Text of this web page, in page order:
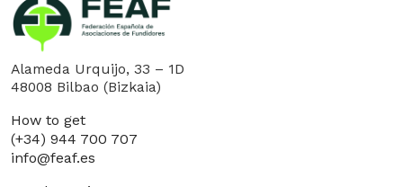
Alameda Urquijo, 33 – 1D
48008 Bilbao (Bizkaia)
How to get
(+34) 944 700 707
info@feaf.es